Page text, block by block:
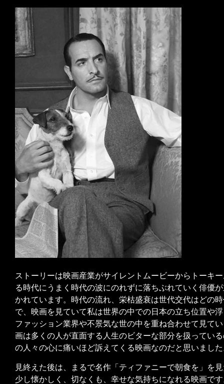
ストーリーは映画産業がサイレントムービーからトーキ
る時代にうまく時代の波にのれずに落ちぶれていく俳優
かれています。時代の流れ、栄枯盛衰は世代交代はどの
で、映画を見ていて私は世界の中での日本の立ち位置や
ファッション業界や不景気な世の中を重ね合わせて見て
画は多くの人が直面する人生のビターな部分を扱ってい
の人々の心に痛いほど訴えてくる映画なのだと思いまし
見終えた後は、まるで名作「ティファニーで朝食を」を
少し懐かしく、切なくも、幸せな気持ちになれる映画で